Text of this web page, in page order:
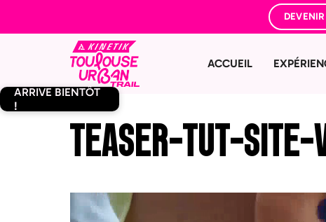
ACCUEIL
ARRIVE BIENTÔT
!
TEASER-TUT-SITE-
Lecteur
vidéo